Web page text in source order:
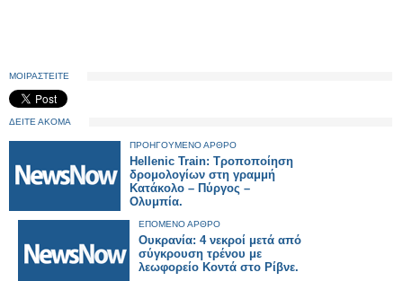
ΜΟΙΡΑΣΤΕΙΤΕ
ΔΕΙΤΕ ΑΚΟΜΑ
ΠΡΟΗΓΟΥΜΕΝΟ ΑΡΘΡΟ
Hellenic Train: Τροποποίηση
δρομολογίων στη γραμμή
Κατάκολο – Πύργος –
Ολυμπία.
ΕΠΟΜΕΝΟ ΑΡΘΡΟ
Ουκρανία: 4 νεκροί μετά από
σύγκρουση τρένου με
λεωφορείο Κοντά στο Ρίβνε.